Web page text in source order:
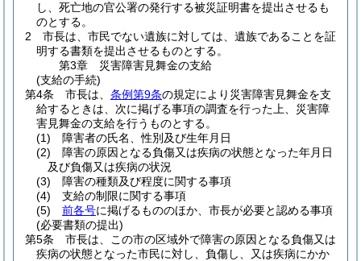
し、死亡地の官公署の発行する被災証明書を提出させるも
のとする。
2
市長は、市民でない遺族に対しては、遺族であることを証
明する書類を提出させるものとする。
第3章
災害障害見舞金の支給
(支給の手続)
第4条
市長は、 条例第9条の規定により災害障害見舞金を支
給するときは、次に掲げる事項の調査を行った上、災害障
害見舞金の支給を行うものとする。
(1)
障害者の氏名、性別及び生年月日
(2)
障害の原因となる負傷又は疾病の状態となった年月日
及び負傷又は疾病の状況
(3)
障害の種類及び程度に関する事項
(4)
支給の制限に関する事項
(5)
前各号に掲げるもののほか、市長が必要と認める事項
(必要書類の提出)
第5条
市長は、この市の区域外で障害の原因となる負傷又は
疾病の状態となった市民に対し、負傷し、又は疾病にかか